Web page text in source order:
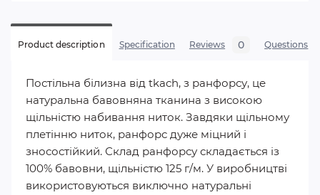
Product description Specification Reviews 0 Questions
Постільна білизна від tkach, з ранфорсу, це
натуральна бавовняна тканина з високою
щільністю набивання ниток. Завдяки щільному
плетінню ниток, ранфорс дуже міцний і
зносостійкий. Склад ранфорсу складається із
100% бавовни, щільністю 125 г/м. У виробництві
використовуються виключно натуральні